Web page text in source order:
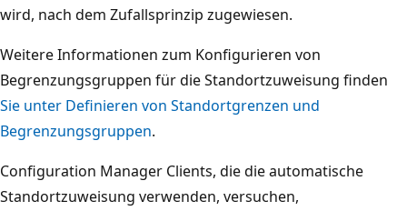
wird, nach dem Zufallsprinzip zugewiesen.
Weitere Informationen zum Konfigurieren von
Begrenzungsgruppen für die Standortzuweisung finden
Sie unter Definieren von Standortgrenzen und
Begrenzungsgruppen.
Configuration Manager Clients, die die automatische
Standortzuweisung verwenden, versuchen,